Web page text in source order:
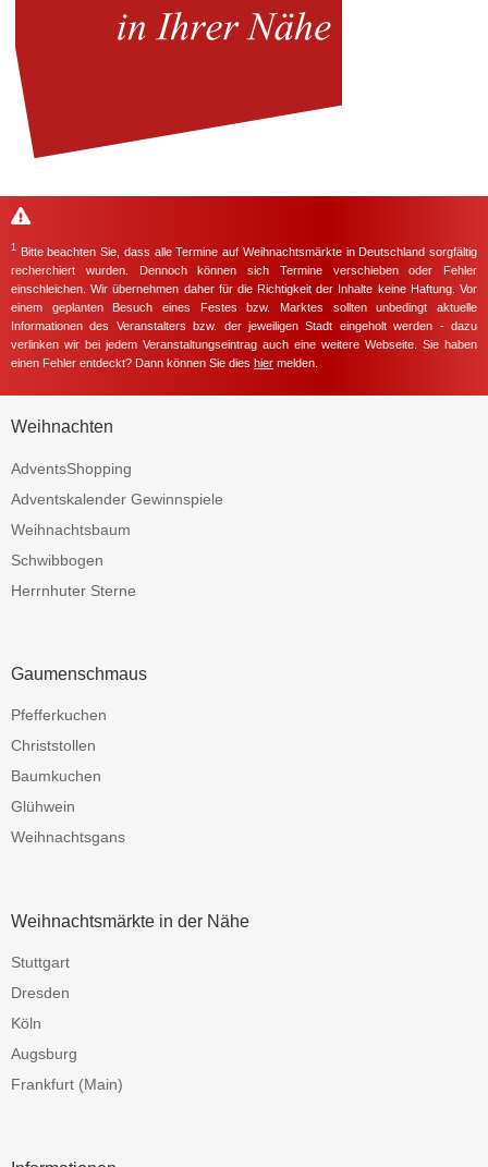
1 Bitte beachten Sie, dass alle Termine auf Weihnachtsmärkte in Deutschland sorgfältig
recherchiert wurden. Dennoch können sich Termine verschieben oder Fehler
einschleichen. Wir übernehmen daher für die Richtigkeit der Inhalte keine Haftung. Vor
einem geplanten Besuch eines Festes bzw. Marktes sollten unbedingt aktuelle
Informationen des Veranstalters bzw. der jeweiligen Stadt eingeholt werden - dazu
verlinken wir bei jedem Veranstaltungseintrag auch eine weitere Webseite. Sie haben
einen Fehler entdeckt? Dann können Sie dies hier melden.
Weihnachten
AdventsShopping
Adventskalender Gewinnspiele
Weihnachtsbaum
Schwibbogen
Herrnhuter Sterne
Gaumenschmaus
Pfefferkuchen
Christstollen
Baumkuchen
Glühwein
Weihnachtsgans
Weihnachtsmärkte in der Nähe
Stuttgart
Dresden
Köln
Augsburg
Frankfurt (Main)